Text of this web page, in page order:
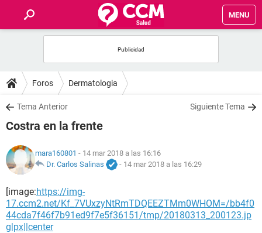
MENU
FOROS
SALUD
NUTRICIÓN
BIENESTAR
SEXUALIDAD
Foros Dermatologia
Tema Anterior Siguiente Tema
Costra en la frente
mara160801 - 14 mar 2018 a las 16:16
Dr. Carlos Salinas
- 14 mar 2018 a las 16:29
[image:https://img-
17.ccm2.net/Kf_7VUxzyNtRmTDQEEZTMm0WHOM=/bb4f0
44cda7f46f7b91ed9f7e5f36151/tmp/20180313_200123.jp
g|px||center